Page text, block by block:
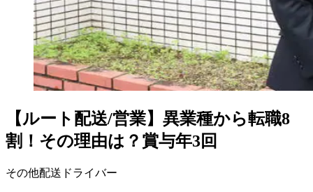
【ルート配送/営業】異業種から転職8
割！その理由は？賞与年3回
その他配送ドライバー